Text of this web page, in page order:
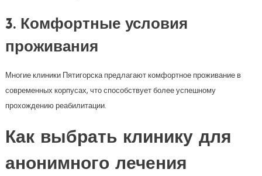
3. Комфортные условия
проживания
Многие клиники Пятигорска предлагают комфортное проживание в
современных корпусах, что способствует более успешному
прохождению реабилитации.
Как выбрать клинику для
анонимного лечения